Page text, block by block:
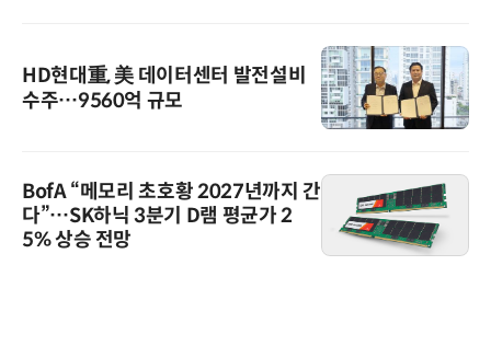
HD현대重, 美 데이터센터 발전설비
수주…9560억 규모
BofA “메모리 초호황 2027년까지 간
다”…SK하닉 3분기 D램 평균가 2
5% 상승 전망